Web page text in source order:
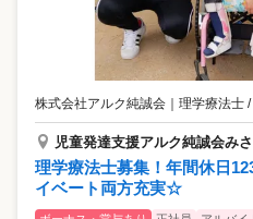
株式会社アルク純誠会 ｜ 理学療法士
児童発達支援アルク純誠会み
理学療法士募集！年間休日
イベート両方充実☆